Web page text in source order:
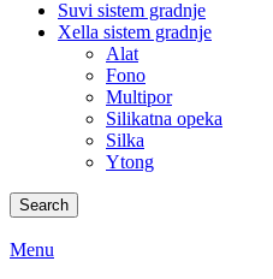
Suvi sistem gradnje
Xella sistem gradnje
Alat
Fono
Multipor
Silikatna opeka
Silka
Ytong
Search
Menu